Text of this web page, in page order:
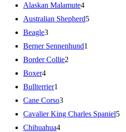
Alaskan Malamute4
Australian Shepherd5
Beagle3
Berner Sennenhund1
Border Collie2
Boxer4
Bullterrier1
Cane Corso3
Cavalier King Charles Spaniel5
Chihuahua4